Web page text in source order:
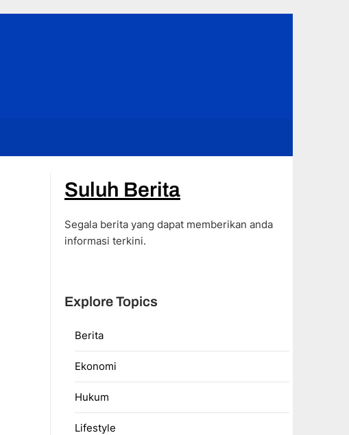
Suluh Berita
Segala berita yang dapat memberikan anda
informasi terkini.
Explore Topics
Berita
Ekonomi
Hukum
Lifestyle